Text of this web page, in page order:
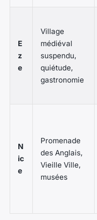
E
z
e
Village
médiéval
suspendu,
quiétude,
gastronomie
N
ic
e
Promenade
des Anglais,
Vieille Ville,
musées